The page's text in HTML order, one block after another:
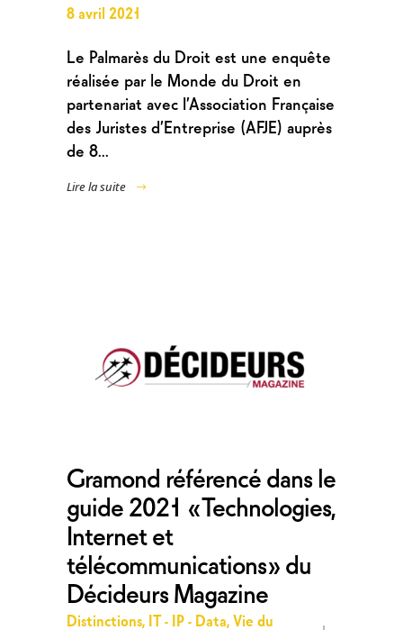
8 avril 2021
Le Palmarès du Droit est une enquête
réalisée par le Monde du Droit en
partenariat avec l’Association Française
des Juristes d’Entreprise (AFJE) auprès
de 8...
Lire la suite
Gramond référencé dans le
guide 2021 « Technologies,
Internet et
télécommunications » du
Décideurs Magazine
Distinctions, IT - IP - Data,Vie du